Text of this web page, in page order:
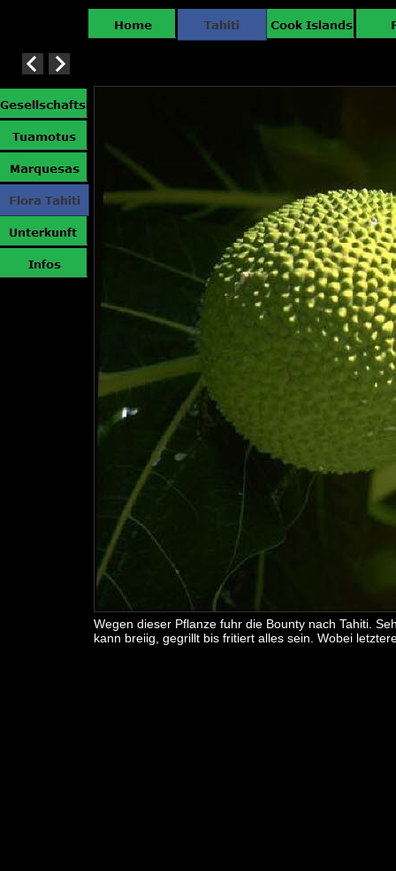
Wegen dieser Pflanze fuhr die Bounty nach Tahiti.
kann breiig, gegrillt bis fritiert alles sein. Wobei